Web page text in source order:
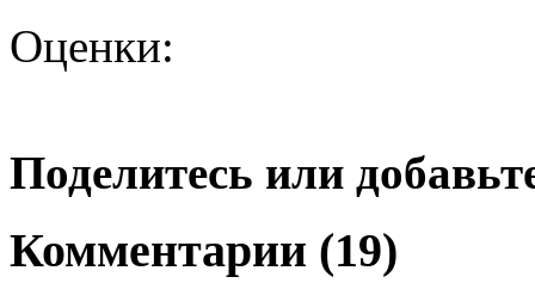
Оценки:
Поделитесь или
Комментарии (19)